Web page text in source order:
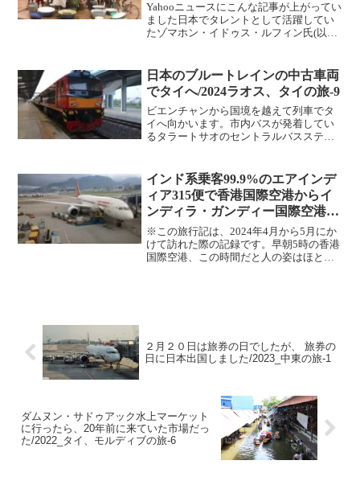
Yahooニュースにこんな記事が上がってい
ました日本でタレントとして活躍してい
たゾマホン・イドゥス・ルフィン氏(以下
ン氏は日本でタレント活動をして稼いだ
お金で母国に小...
日本のブルートレインの中古車両
でタイへ/2024ラオス、タイの旅-9
ビエンチャンから国境を越えて列車でタ
イへ向かいます。市内バスが発着してい
るタラートサオのセントラルバスステー
地へのバスが発着しており、ビエンチャ
ン国際空港、...
インド系乗客99.9%のエアインデ
ィア315便で香港国際空港からイ
ンディラ・ガンディー国際空港
へ/2024南アジアの旅-5
※この旅行記は、2024年4月から5月にか
けて訪れた際の記録です。早朝5時の香港
国際空港、この時間だと人の姿はほとん
２月２０日は旅券の日でしたが、 旅券の
日に日本出国しました/2023_中東の旅-1
ダムヌン・サドゥアック水上マーケット
に行ったら、20年前に来ていた市場だっ
た/2022_タイ、モルディブの旅-6